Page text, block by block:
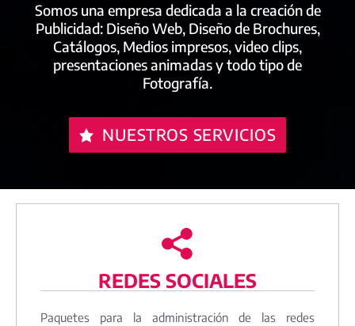
Somos una empresa dedicada a la creación de
Publicidad: Diseño Web, Diseño de Brochures,
Catálogos, Medios impresos, video clips,
presentaciones animadas y todo tipo de
Fotografía.
NUESTROS SERVICIOS
REDES SOCIALES
Paquetes para la administración de las redes